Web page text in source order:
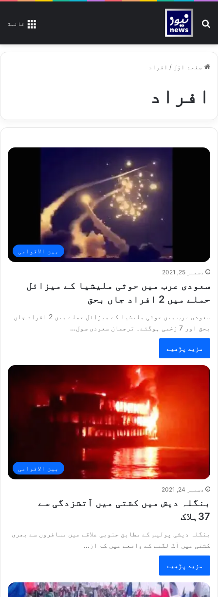
قائمة تلاش کیجیے
صفحۂ اوّل / افراد
افراد
بین الاقوامی
دسمبر 25, 2021
سعودی عرب میں حوثی ملیشیا کے میزائل
حملے میں 2 افراد جاں بحق
سعودی عرب میں حوثی ملیشیا کے میزائل حملے میں 2 افراد جاں
بحق اور 7 زخمی ہوگئے۔ ترجمان سعودی سول…
مزید پڑھیے
بین الاقوامی
دسمبر 24, 2021
بنگلہ دیش میں کشتی میں آتشزدگی سے
37ہلاک
بنگلہ دیشی پولیس کے مطابق جنوبی علاقے میں مسافروں سے بھری
کشتی میں آگ لگنے کے واقعے میں کم از…
مزید پڑھیے